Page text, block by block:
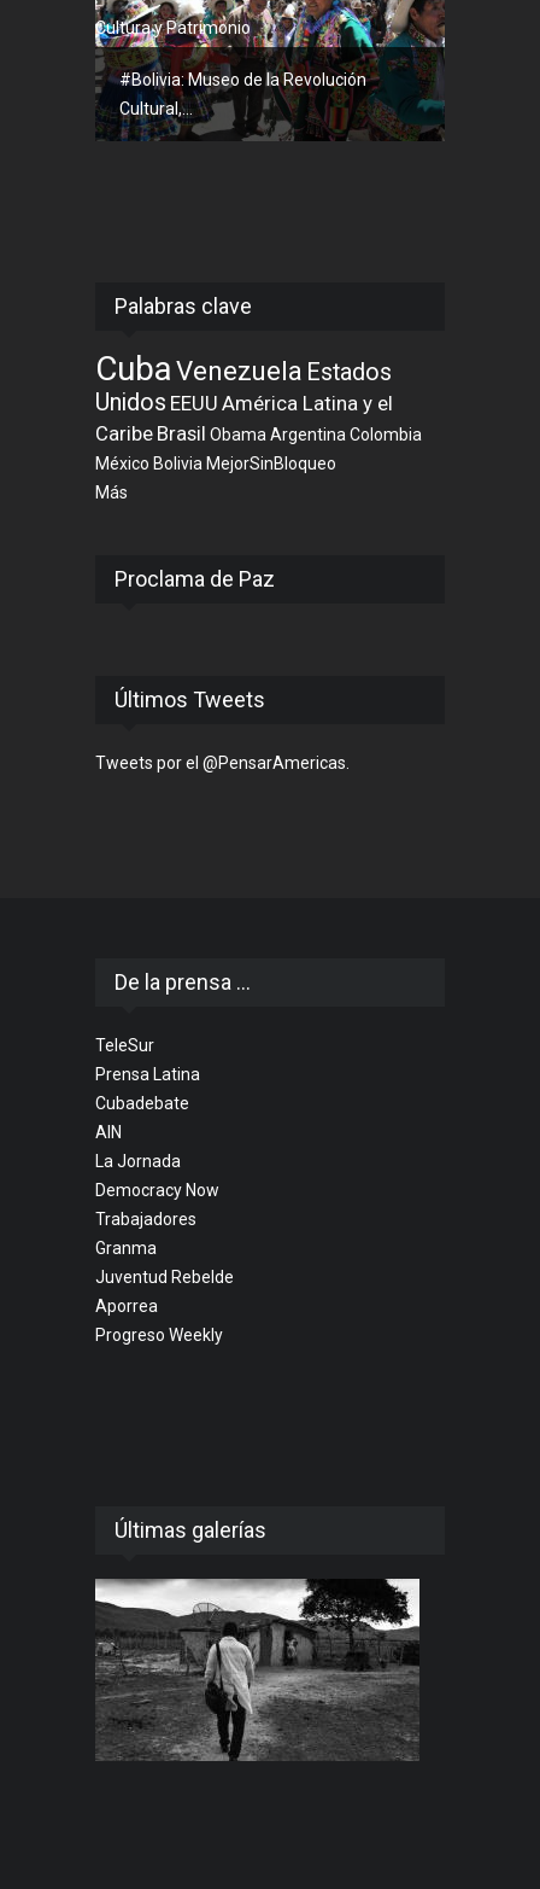
Cultura y Patrimonio
#Bolivia: Museo de la Revolución
Cultural,...
Palabras clave
CubaVenezuela Estados
Unidos EEUU América Latina y el
Caribe Brasil Obama Argentina Colombia
México Bolivia MejorSinBloqueo
Más
Proclama de Paz
Últimos Tweets
Tweets por el @PensarAmericas.
De la prensa ...
TeleSur
Prensa Latina
Cubadebate
AIN
La Jornada
Democracy Now
Trabajadores
Granma
Juventud Rebelde
Aporrea
Progreso Weekly
Últimas galerías